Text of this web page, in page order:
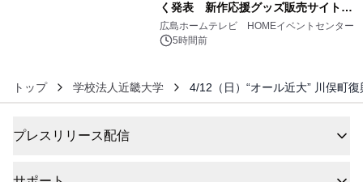
く発表 新作応援グッズ販売サイトも
同時オープンします！
広島ホームテレビ HOMEイベントセンター
5時間前
トップ 学校法人近畿大学 4/12（日）“オール近大” 川俣町
プレスリリース配信